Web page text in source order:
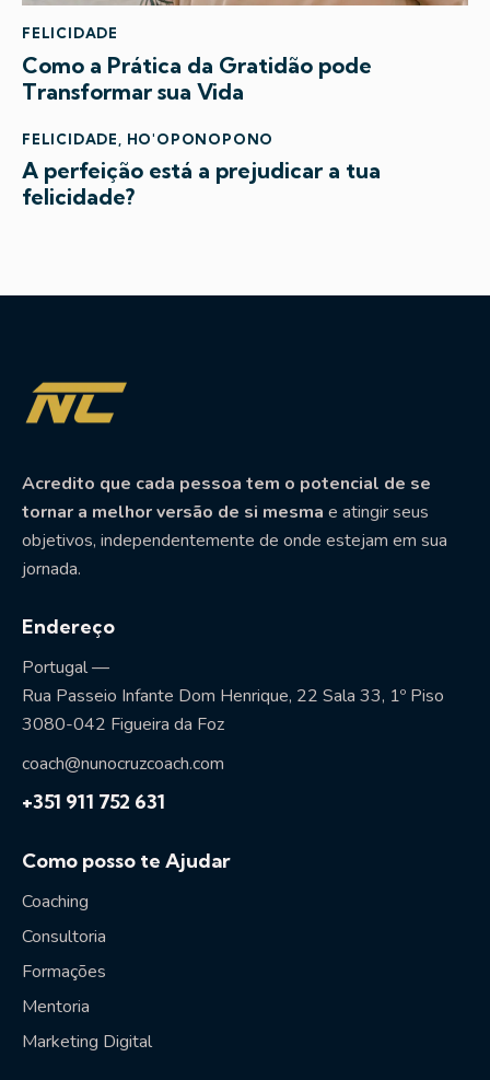
FELICIDADE
Como a Prática da Gratidão pode
Transformar sua Vida
FELICIDADE HO'OPONOPONO
A perfeição está a prejudicar a tua
felicidade?
Acredito que cada pessoa tem o potencial de se
tornar a melhor versão de si mesma e atingir seus
objetivos, independentemente de onde estejam em sua
jornada.
Endereço
Portugal —
Rua Passeio Infante Dom Henrique, 22 Sala 33, 1º Piso
3080-042 Figueira da Foz
coach@nunocruzcoach.com
+351 911 752 631
Como posso te Ajudar
Coaching
Consultoria
Formações
Mentoria
Marketing Digital